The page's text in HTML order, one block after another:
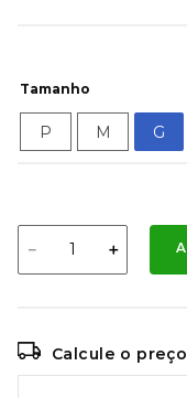
Tamanho
P M G
＋
－
Calcule o
8º regata
9º mochila oakley